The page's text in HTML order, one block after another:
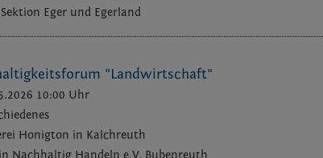
Eger und Egerland
"Landwirtschaft"
10:00 Uhr
Honigton in Kalchreuth
Nachhaltig Handeln e.V. Bubenreuth